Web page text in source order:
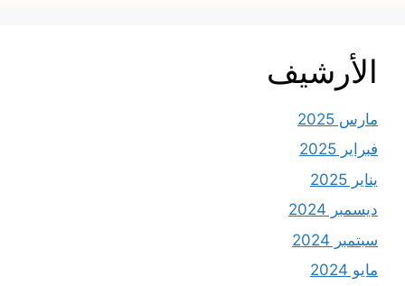
الأرشيف
مارس 2025
فبراير 2025
يناير 2025
ديسمبر 2024
سبتمبر 2024
مايو 2024